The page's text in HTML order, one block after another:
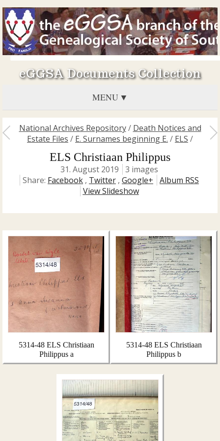
eGGSA Documents Collection
MENU
National Archives Repository/ Death Notices and
Estate Files / E. Surnames beginning E. / ELS /
ELS Christiaan Philippus
31. August 2019
3 images
Share: Facebook , Twitter , Google+
Album RSS
View Slideshow
5314-48 ELS Christiaan
Philippus a
5314-48 ELS Christiaan
Philippus b